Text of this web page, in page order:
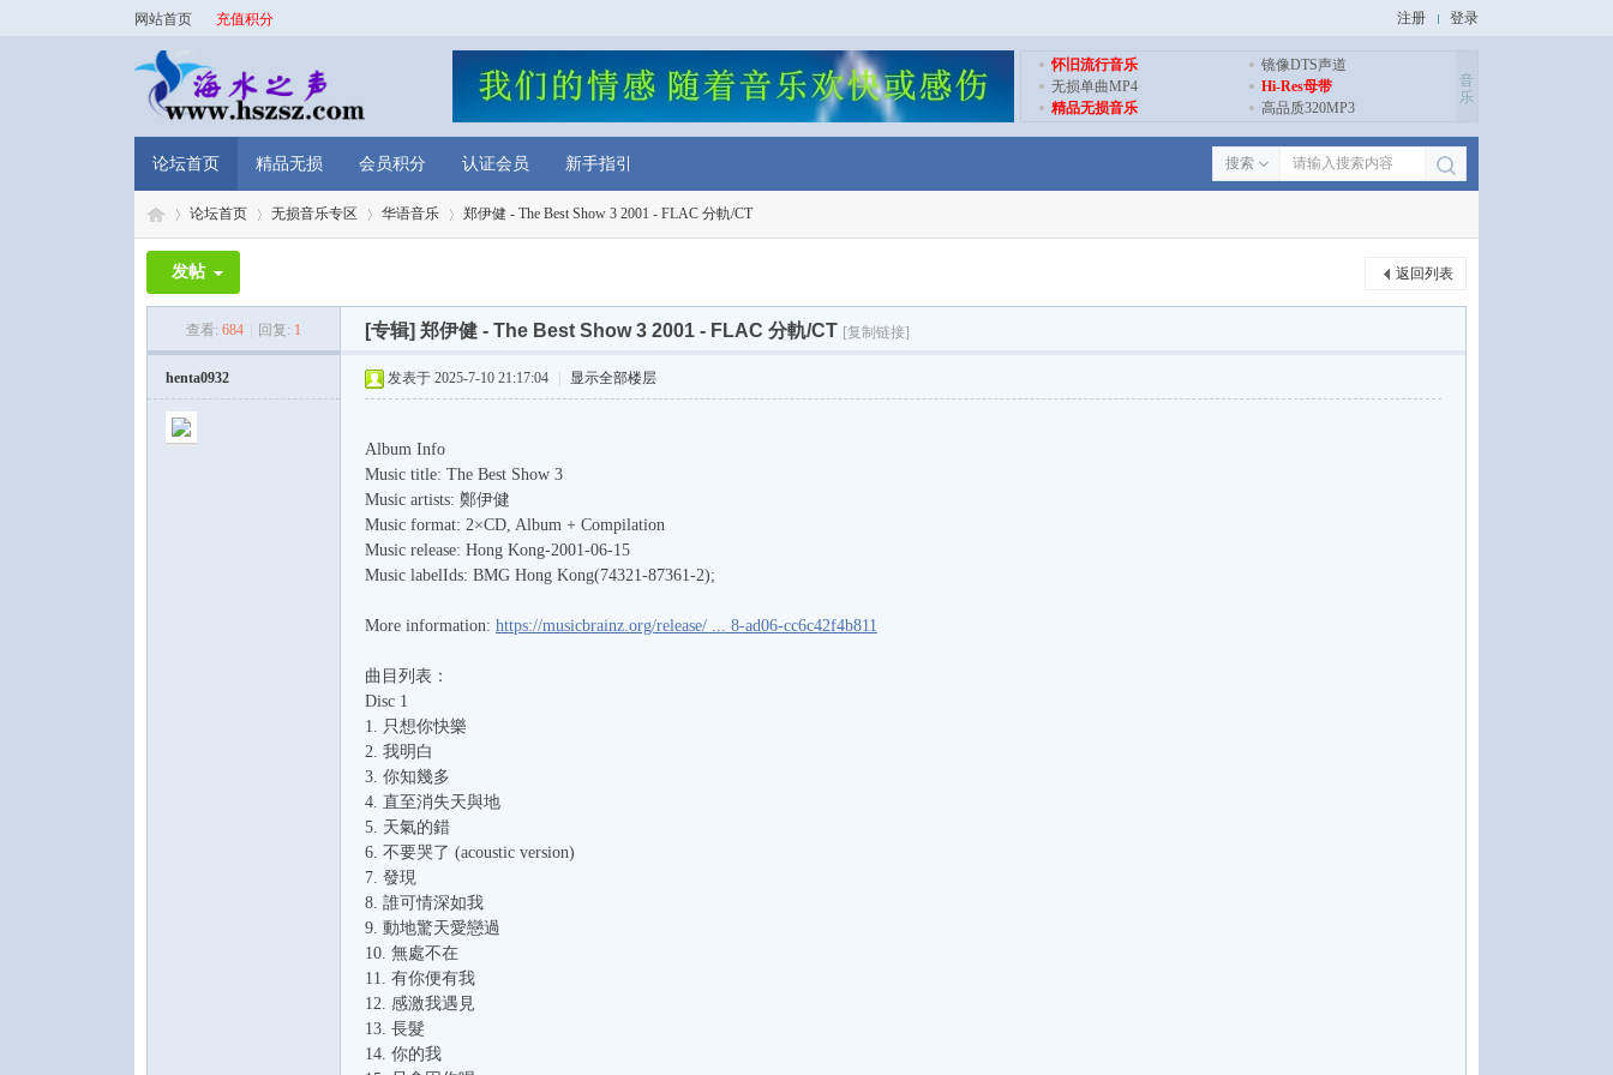
网站首页 充值积分 注册 登录
怀旧流行音乐
镜像DTS声道
无损单曲MP4
Hi-Res母带
精品无损音乐
高品质320MP3
音
乐
论坛首页 精品无损 会员积分 认证会员 新手指引 搜索
论坛首页 无损音乐专区 华语音乐
›
郑伊健 - The Best Show 3 2001 - FLAC 分軌/CT
返回列表
发帖
查看: 684 回复: 1 [专辑] 郑伊健 - The Best Show 3 2001 - FLAC 分軌/CT [复制链接]
henta0932 发表于 2025-7-10 21:17:04 显示全部楼层
Album Info
Music title: The Best Show 3
Music artists: 鄭伊健
Music format: 2×CD, Album + Compilation
Music release: Hong Kong-2001-06-15
Music labelIds: BMG Hong Kong(74321-87361-2);
More information: https://musicbrainz.org/release/ ... 8-ad06-cc6c42f4b811
曲目列表：
Disc 1
1. 只想你快樂
2. 我明白
3. 你知幾多
4. 直至消失天與地
5. 天氣的錯
6. 不要哭了 (acoustic version)
7. 發現
8. 誰可情深如我
9. 動地驚天愛戀過
10. 無處不在
11. 有你便有我
12. 感激我遇見
13. 長髮
14. 你的我